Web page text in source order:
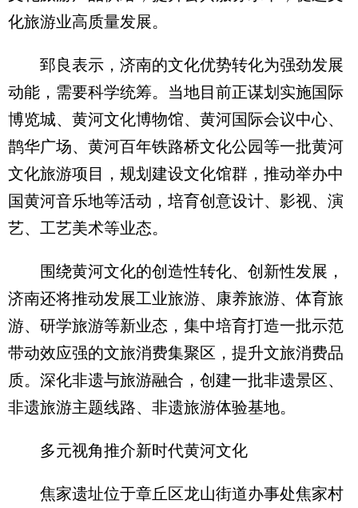
化旅游业高质量发展。
郅良表示，济南的文化优势转化为强劲发展
动能，需要科学统筹。当地目前正谋划实施国际
博览城、黄河文化博物馆、黄河国际会议中心、
鹊华广场、黄河百年铁路桥文化公园等一批黄河
文化旅游项目，规划建设文化馆群，推动举办中
国黄河音乐地等活动，培育创意设计、影视、演
艺、工艺美术等业态。
围绕黄河文化的创造性转化、创新性发展，
济南还将推动发展工业旅游、康养旅游、体育旅
游、研学旅游等新业态，集中培育打造一批示范
带动效应强的文旅消费集聚区，提升文旅消费品
质。深化非遗与旅游融合，创建一批非遗景区、
非遗旅游主题线路、非遗旅游体验基地。
多元视角推介新时代黄河文化
焦家遗址位于章丘区龙山街道办事处焦家村